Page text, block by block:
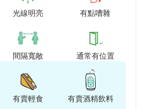
光線明亮 有點嘈雜
間隔寬敞 通常有位置
有賣輕食 有賣酒精飲料